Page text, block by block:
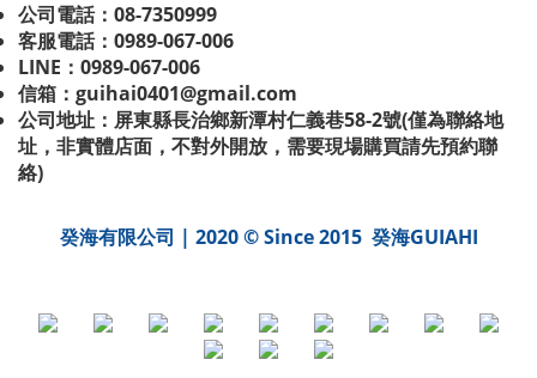
公司電話：08-7350999
客服電話：0989-067-006
LINE：0989-067-006
信箱：guihai0401@gmail.com
公司地址：屏東縣長治鄉新潭村仁義巷58-2號(僅為聯絡地
址，非實體店面，不對外開放，需要現場購買請先預約聯
絡)
癸海有限公司 | 2020 © Since 2015 癸海GUIAHI